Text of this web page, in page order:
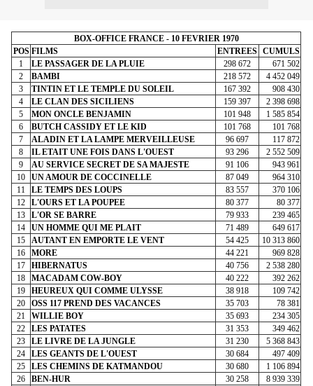
BOX-OFFICE FRANCE - 10 FEVRIER 1970
POS FILMS ENTREES CUMULS
1
LE PASSAGER DE LA PLUIE 298 672
671 502
2
BAMBI 218 572
4 452 049
3
TINTIN ET LE TEMPLE DU SOLEIL 167 392
908 430
4
LE CLAN DES SICILIENS 159 397
2 398 698
5
MON ONCLE BENJAMIN 101 948
1 585 854
6
BUTCH CASSIDY ET LE KID 101 768
101 768
7
ALADIN ET LA LAMPE MERVEILLEUSE 96 697
117 872
8
IL ETAIT UNE FOIS DANS L'OUEST 93 296
2 552 509
9
AU SERVICE SECRET DE SA MAJESTE 91 106
943 961
10
UN AMOUR DE COCCINELLE 87 049
964 310
11
LE TEMPS DES LOUPS 83 557
370 106
12
L'OURS ET LA POUPEE 80 377
80 377
13
L'OR SE BARRE 79 933
239 465
14
UN HOMME QUI ME PLAIT 71 489
649 617
15
AUTANT EN EMPORTE LE VENT 54 425
10 313 860
16
MORE 44 221
969 828
17
HIBERNATUS 40 756
2 538 280
18
MACADAM COW-BOY 40 222
392 262
19
HEUREUX QUI COMME ULYSSE 38 918
109 742
20
OSS 117 PREND DES VACANCES 35 703
78 381
21
WILLIE BOY 35 693
234 305
22
LES PATATES 31 353
349 462
23
LE LIVRE DE LA JUNGLE 31 230
5 368 843
24
LES GEANTS DE L'OUEST 30 684
497 409
25
LES CHEMINS DE KATMANDOU 30 680
1 106 894
26
BEN-HUR 30 258
8 939 339